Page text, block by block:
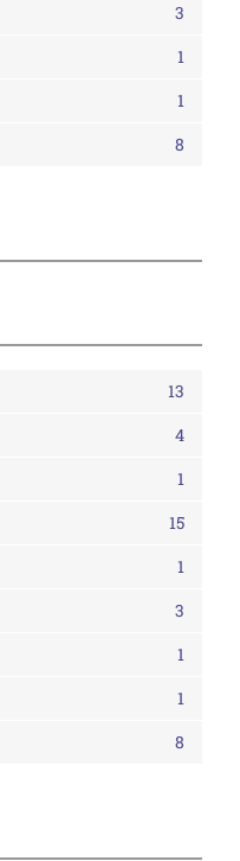
3
1
1
8
13
4
1
15
1
3
1
1
8